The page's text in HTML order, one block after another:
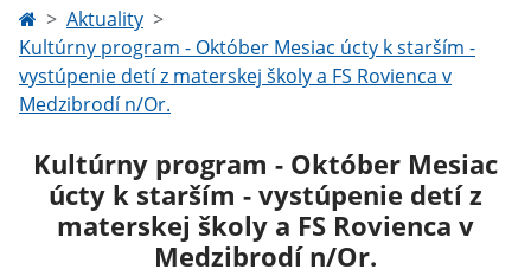
Aktuality
Kultúrny program - Október Mesiac úcty k starším -
vystúpenie detí z materskej školy a FS Rovienca v
Medzibrodí n/Or.
Kultúrny program - Október Mesiac
úcty k starším - vystúpenie detí z
materskej školy a FS Rovienca v
Medzibrodí n/Or.